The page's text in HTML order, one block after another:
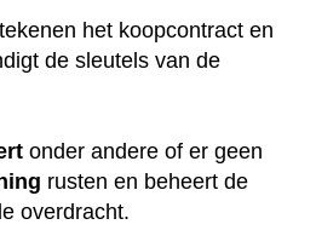
het koopcontract en
de sleutels van de
onder andere of er geen
rusten en beheert de
overdracht.